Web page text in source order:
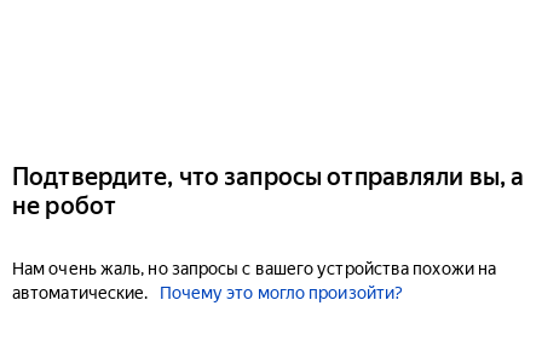
Подтвердите, что запросы отправляли вы, а
не робот
Нам очень жаль, но запросы с вашего устройства похожи на
автоматические.
Почему это могло произойти?